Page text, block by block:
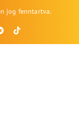
jog fenntartva.